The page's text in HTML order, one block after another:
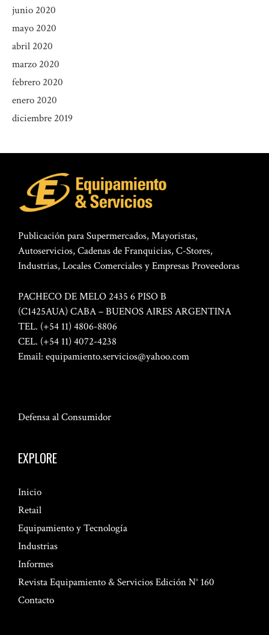
junio 2020
mayo 2020
abril 2020
marzo 2020
febrero 2020
enero 2020
diciembre 2019
Publicación para Supermercados, Mayoristas,
Autoservicios, Cadenas de Franquicias, C-Stores,
Industrias, Locales Comerciales y Empresas Proveedoras
PACHECO DE MELO 2435 6 PISO B
(C1425AUA) CABA – BUENOS AIRES ARGENTINA
TEL. (+54 11) 4806-8806
CEL. (+54 11) 4072-4238
Email: equipamiento.servicios@yahoo.com
Defensa al Consumidor
EXPLORE
Inicio
Retail
Equipamiento y Tecnología
Industrias
Informes
Revista Equipamiento & Servicios Edición N° 160
Contacto